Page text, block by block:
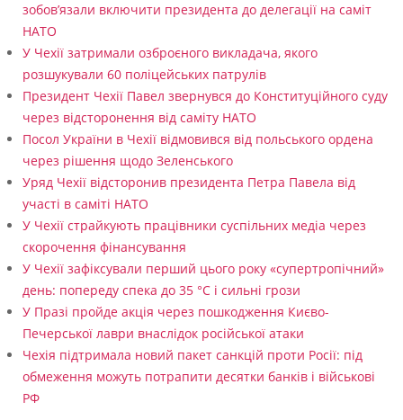
зобов’язали включити президента до делегації на саміт
НАТО
У Чехії затримали озброєного викладача, якого
розшукували 60 поліцейських патрулів
Президент Чехії Павел звернувся до Конституційного суду
через відсторонення від саміту НАТО
Посол України в Чехії відмовився від польського ордена
через рішення щодо Зеленського
Уряд Чехії відсторонив президента Петра Павела від
участі в саміті НАТО
У Чехії страйкують працівники суспільних медіа через
скорочення фінансування
У Чехії зафіксували перший цього року «супертропічний»
день: попереду спека до 35 °C і сильні грози
У Празі пройде акція через пошкодження Києво-
Печерської лаври внаслідок російської атаки
Чехія підтримала новий пакет санкцій проти Росії: під
обмеження можуть потрапити десятки банків і військові
РФ